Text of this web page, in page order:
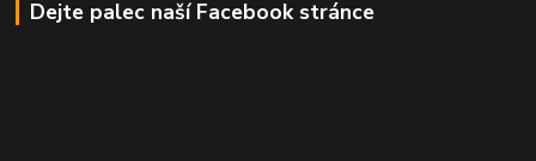
Dejte palec naší Facebook stránce